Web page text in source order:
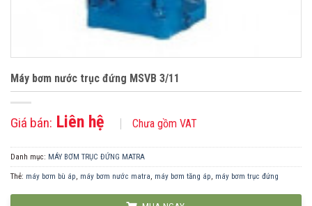
Máy bơm nước trục đứng MSVB 3/11
Giá bán: Liên hệ Chưa gồm VAT
Danh mục: MÁY BƠM TRỤC ĐỨNG MATRA
Thẻ: máy bơm bù áp, máy bơm nước matra, máy bơm tăng áp, máy bơm trục đứng